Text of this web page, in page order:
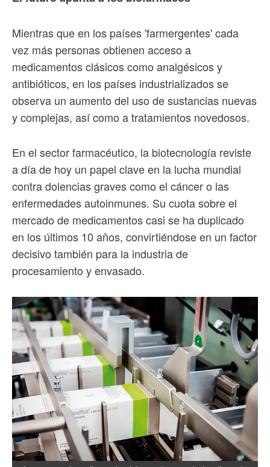
Mientras que en los países 'farmergentes' cada
vez más personas obtienen acceso a
medicamentos clásicos como analgésicos y
antibióticos, en los países industrializados se
observa un aumento del uso de sustancias nuevas
y complejas, así como a tratamientos novedosos.
En el sector farmacéutico, la biotecnología reviste
a día de hoy un papel clave en la lucha mundial
contra dolencias graves como el cáncer o las
enfermedades autoinmunes. Su cuota sobre el
mercado de medicamentos casi se ha duplicado
en los últimos 10 años, convirtiéndose en un factor
decisivo también para la industria de
procesamiento y envasado.